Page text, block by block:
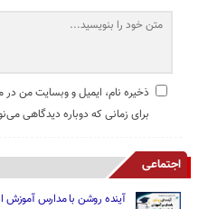
ذخیره نام، ایمیل و وبسایت من در
برای زمانی که دوباره دیدگاهی
اجتماعی
آینده روشن با مدارس آموزش